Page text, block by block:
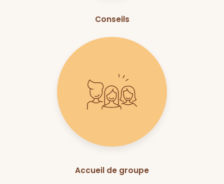
Conseils
Accueil de groupe